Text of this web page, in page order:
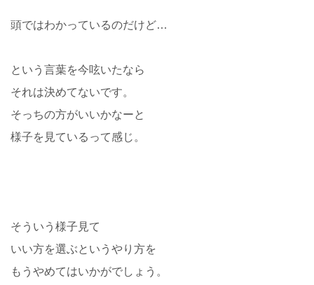
頭ではわかっているのだけど…
という言葉を今呟いたなら
それは決めてないです。
そっちの方がいいかなーと
様子を見ているって感じ。
そういう様子見て
いい方を選ぶというやり方を
もうやめてはいかがでしょう。